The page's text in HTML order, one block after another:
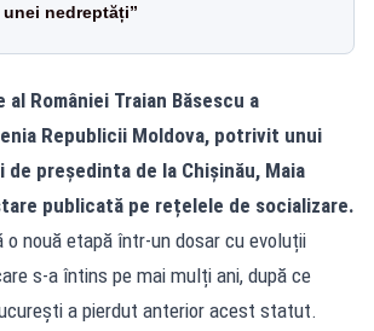
unei nedreptăți”
României Traian Băsescu a
Republicii Moldova, potrivit unui
președinta de la Chișinău, Maia
publicată pe rețelele de socializare.
o nouă etapă într-un dosar cu evoluții
s-a întins pe mai mulți ani, după ce
a pierdut anterior acest statut.